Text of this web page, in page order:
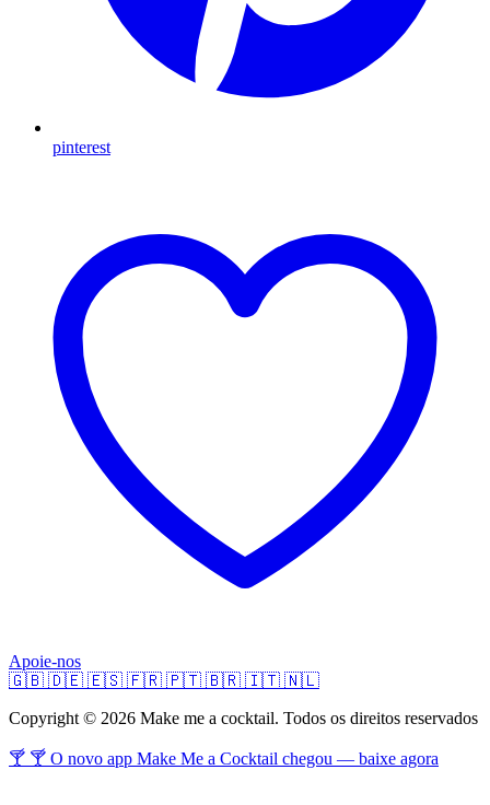
pinterest
Apoie-nos
🇬🇧 🇩🇪 🇪🇸 🇫🇷 🇵🇹 🇧🇷 🇮🇹 🇳🇱
Copyright © 2026 Make me a cocktail. Todos os direitos reservados
🍸 🍸 O novo app Make Me a Cocktail chegou — baixe agora